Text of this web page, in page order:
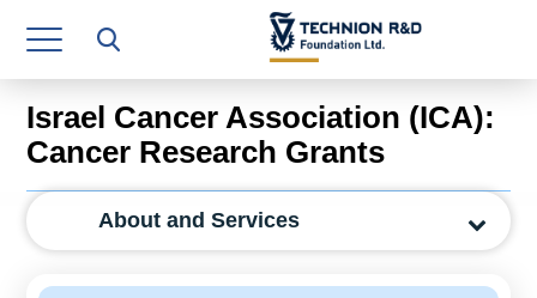
Research Authority
T3
Industry Relations
Continuing Education
Israel Cancer Association (ICA):
Cancer Research Grants
About and Services